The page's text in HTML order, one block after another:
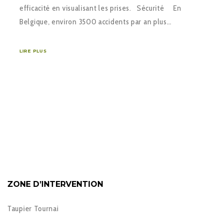
efficacité en visualisant les prises. Sécurité En
Belgique, environ 3500 accidents par an plus…
LIRE PLUS
ZONE D’INTERVENTION
Taupier Tournai